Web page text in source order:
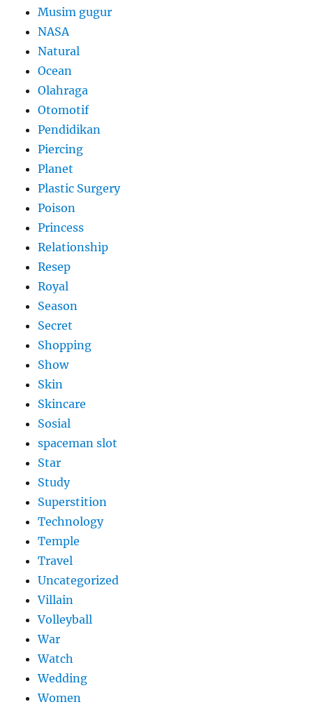
Musim gugur
NASA
Natural
Ocean
Olahraga
Otomotif
Pendidikan
Piercing
Planet
Plastic Surgery
Poison
Princess
Relationship
Resep
Royal
Season
Secret
Shopping
Show
Skin
Skincare
Sosial
spaceman slot
Star
Study
Superstition
Technology
Temple
Travel
Uncategorized
Villain
Volleyball
War
Watch
Wedding
Women